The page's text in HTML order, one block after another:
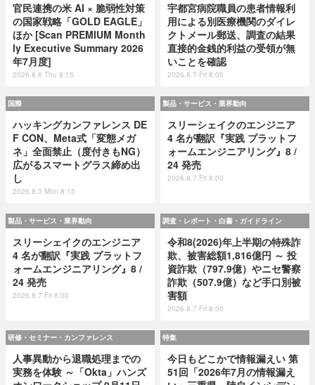
官民連携の米 AI × 脆弱性対策
の国家戦略「GOLD EAGLE」
ほか [Scan PREMIUM Month
ly Executive Summary 2026
年7月度]
2026.8.6 Thu 8:15
宇都宮病院職員の患者情報利
用による別医療機関のダイレ
クトメール郵送、調査の結果
直接的金銭的利益の受領が無
いことを確認
2026.8.7 Fri 8:05
国際
ハッキングカンファレンス DE
F CON、Meta式「変態メガ
ネ」全面禁止（度付きもNG）
広がるスマートグラス締め出
し
2026.8.3 Mon 8:15
製品・サービス・業界動向
スリーシェイクのエンジニア
4 名が翻訳『実践 プラットフ
ォームエンジニアリング』8 /
24 発売
2026.8.7 Fri 8:00
製品・サービス・業界動向
スリーシェイクのエンジニア
4 名が翻訳『実践 プラットフ
ォームエンジニアリング』8 /
24 発売
2026.8.7 Fri 8:00
調査・レポート・白書・ガイドライン
令和8(2026)年上半期の特殊詐
欺、被害総額1,816億円 ～ 投
資詐欺（797.9億）やニセ警察
詐欺（507.9億）など手口別被
害額
2026.8.7 Fri 8:00
研修・セミナー・カンファレンス
人事異動から退職処理までの
実務を体験 ～「Okta」ハンズ
特集
今日もどこかで情報漏えい 第
51回「2026年7月の情報漏え